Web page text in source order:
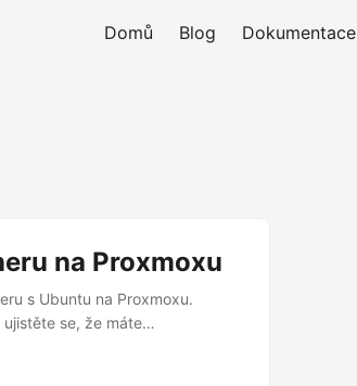
Domů Blog Dokumentace
na Proxmoxu
s Ubuntu na Proxmoxu.
se, že máte
Go (verze 1.24 nebo novější)